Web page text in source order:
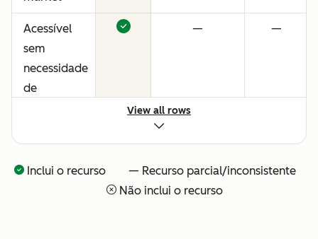
Acessível
sem
necessidade
de
configuração
técnica
— —
—
View all rows
Inclui o recurso — Recurso parcial/inconsistente
Não inclui o recurso